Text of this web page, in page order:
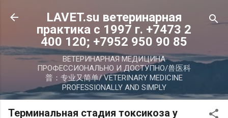
К основному контенту
LAVET.su ветеринарная
практика с 1997 г. +7473 2
400 120; +7952 950 90 85
ВЕТЕРИНАРНАЯ МЕДИЦИНА
ПРОФЕССИОНАЛЬНО И ДОСТУПНО/兽医科
普：专业又简单/ VETERINARY MEDICINE
PROFESSIONALLY AND SIMPLY
Терминальная стадия токсикоза у